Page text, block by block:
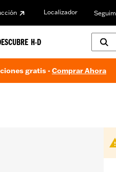
Localizador
H-D
gratis -Comprar Ahora